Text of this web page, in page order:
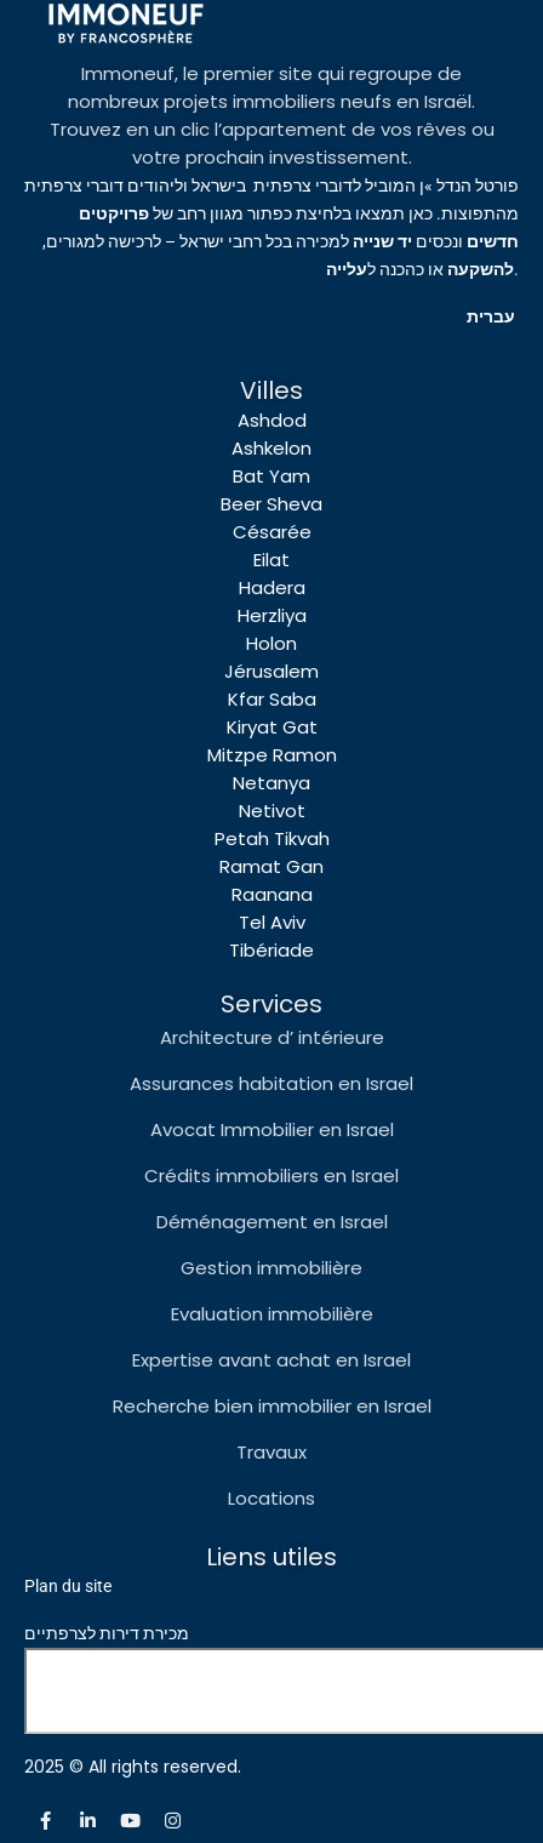
Immoneuf, le premier site qui regroupe de
nombreux projets immobiliers neufs en Israël.
Trouvez en un clic l’appartement de vos rêves ou
votre prochain investissement.
פורטל הנדל »ן המוביל לדוברי צרפתית בישראל וליהודים דוברי צרפתית
מהתפוצות. כאן תמצאו בלחיצת כפתור מגוון רחב שלפרויקטים
חדשים ונכסים יד שנייה למכירה בכל רחבי ישראל – לרכישה למגורים,
להשקעה או כהכנה לעלייה .
Villes
Ashdod
Ashkelon
Bat Yam
Beer Sheva
Césarée
Eilat
Hadera
Herzliya
Holon
Jérusalem
Kfar Saba
Kiryat Gat
Mitzpe Ramon
Netanya
Netivot
Petah Tikvah
Ramat Gan
Raanana
Tel Aviv
Tibériade
Services
Architecture d’ intérieure
Assurances habitation en Israel
Avocat Immobilier en Israel
Crédits immobiliers en Israel
Déménagement en Israel
Gestion immobilière
Evaluation immobilière
Expertise avant achat en Israel
Recherche bien immobilier en Israel
Travaux
Locations
Liens utiles
Plan du site
מכירת דירות לצרפתיים
2025 © All rights reserved.